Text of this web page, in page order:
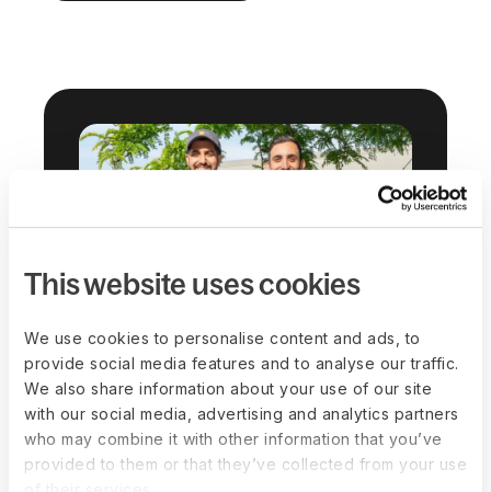
This website uses cookies
We use cookies to personalise content and ads, to
provide social media features and to analyse our traffic.
We also share information about your use of our site
with our social media, advertising and analytics partners
who may combine it with other information that you’ve
provided to them or that they’ve collected from your use
“Encontramos tudo o que
precisávamos na Deel—contratação de
prestadores, processamento da folha
de pagamento nos EUA, gestão de
benefícios e impostos, criação de novas